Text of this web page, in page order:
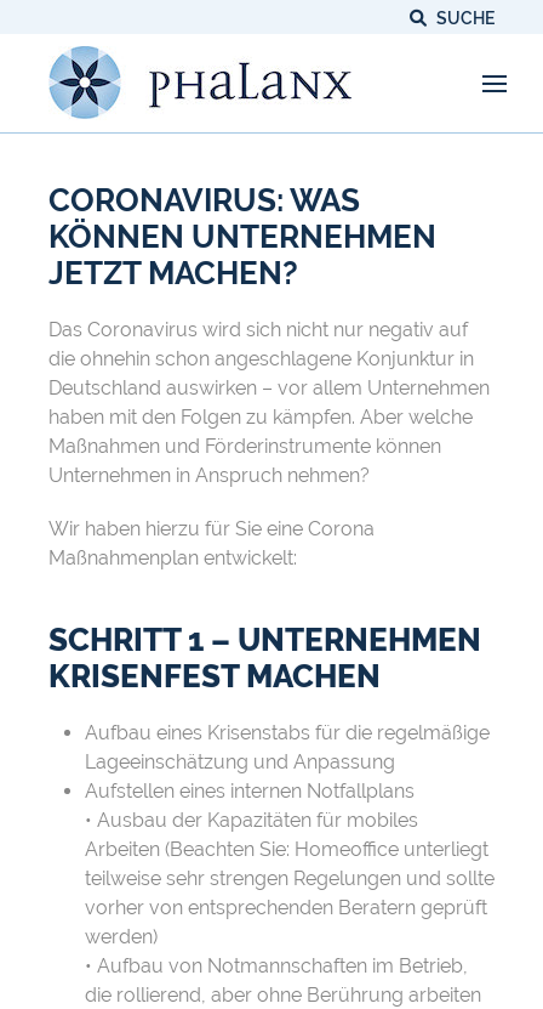
SUCHE
CORONAVIRUS: WAS
KÖNNEN UNTERNEHMEN
JETZT MACHEN?
Das Coronavirus wird sich nicht nur negativ auf
die ohnehin schon angeschlagene Konjunktur in
Deutschland auswirken – vor allem Unternehmen
haben mit den Folgen zu kämpfen. Aber welche
Maßnahmen und Förderinstrumente können
Unternehmen in Anspruch nehmen?
Wir haben hierzu für Sie eine Corona
Maßnahmenplan entwickelt:
SCHRITT 1 – UNTERNEHMEN
KRISENFEST MACHEN
Aufbau eines Krisenstabs für die regelmäßige
Lageeinschätzung und Anpassung
Aufstellen eines internen Notfallplans
• Ausbau der Kapazitäten für mobiles
Arbeiten (Beachten Sie: Homeoffice unterliegt
teilweise sehr strengen Regelungen und sollte
vorher von entsprechenden Beratern geprüft
werden)
• Aufbau von Notmannschaften im Betrieb,
die rollierend, aber ohne Berührung arbeiten